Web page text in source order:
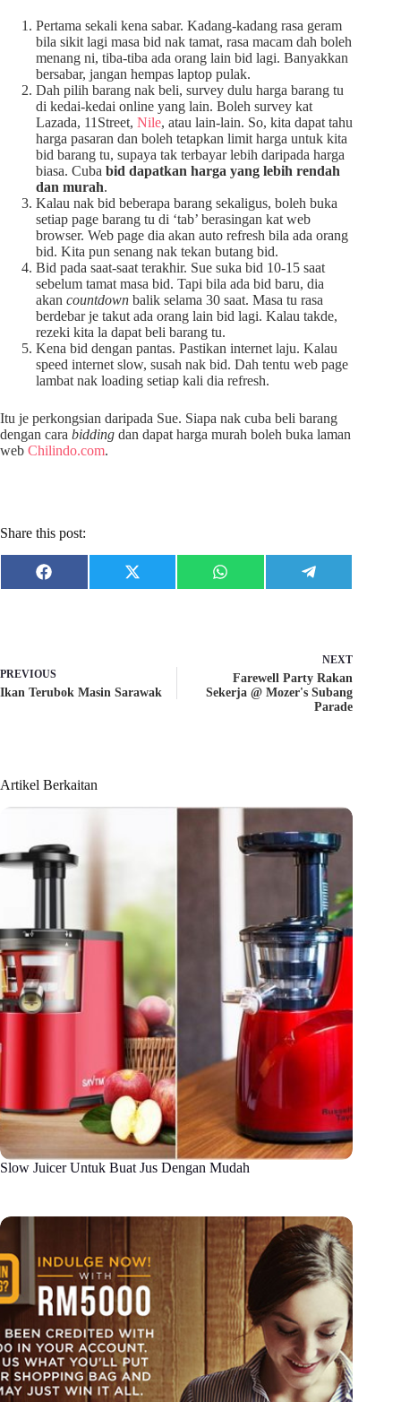
Pertama sekali kena sabar. Kadang-kadang rasa geram
bila sikit lagi masa bid nak tamat, rasa macam dah boleh
menang ni, tiba-tiba ada orang lain bid lagi. Banyakkan
bersabar, jangan hempas laptop pulak.
Dah pilih barang nak beli, survey dulu harga barang tu
di kedai-kedai online yang lain. Boleh survey kat
Lazada, 11Street, Nile, atau lain-lain. So, kita dapat tahu
harga pasaran dan boleh tetapkan limit harga untuk kita
bid barang tu, supaya tak terbayar lebih daripada harga
biasa. Cuba bid dapatkan harga yang lebih rendah
dan murah.
Kalau nak bid beberapa barang sekaligus, boleh buka
setiap page barang tu di ‘tab’ berasingan kat web
browser. Web page dia akan auto refresh bila ada orang
bid. Kita pun senang nak tekan butang bid.
Bid pada saat-saat terakhir. Sue suka bid 10-15 saat
sebelum tamat masa bid. Tapi bila ada bid baru, dia
akan countdown balik selama 30 saat. Masa tu rasa
berdebar je takut ada orang lain bid lagi. Kalau takde,
rezeki kita la dapat beli barang tu.
Kena bid dengan pantas. Pastikan internet laju. Kalau
speed internet slow, susah nak bid. Dah tentu web page
lambat nak loading setiap kali dia refresh.
Itu je perkongsian daripada Sue. Siapa nak cuba beli barang
dengan cara bidding dan dapat harga murah boleh buka laman
web Chilindo.com.
Share this post:
Share
on
F
a
k
Share
on
X
(
)
Share
on
W
h
p
Share
on
e
a
m
PREVIOUS
Ikan Terubok Masin Sarawak
NEXT
Farewell Party Rakan
Sekerja @ Mozer's Subang
Parade
Artikel Berkaitan
Slow Juicer Untuk Buat Jus Dengan Mudah